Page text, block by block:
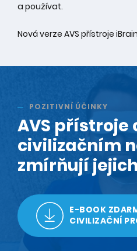
a používat.
Nová verze AVS přístroje
POZITIVNÍ ÚČINKY
AVS
civilizačním
zmírňují
E-BOOK
CIVILIZAČNÍ